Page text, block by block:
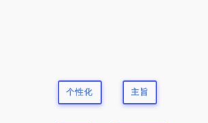
个性化 主旨